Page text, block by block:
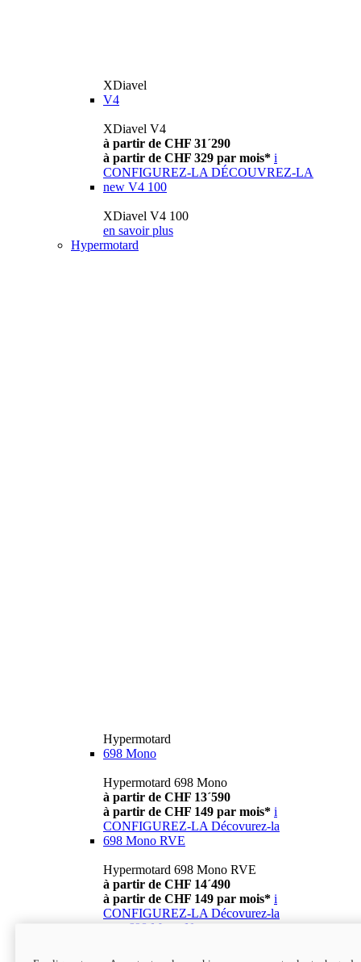
XDiavel
V4
XDiavel V4
à partir de CHF 31´290
à partir de CHF 329 par mois* i
CONFIGUREZ-LA DÉCOUVREZ-LA
new V4 100
XDiavel V4 100
en savoir plus
Hypermotard
Hypermotard
698 Mono
Hypermotard 698 Mono
à partir de CHF 13´590
à partir de CHF 149 par mois* i
CONFIGUREZ-LA Décovurez-la
698 Mono RVE
Hypermotard 698 Mono RVE
à partir de CHF 14´490
à partir de CHF 149 par mois* i
CONFIGUREZ-LA Décovurez-la
698 Mono Nera
Hypermotard 698 Mono Nera